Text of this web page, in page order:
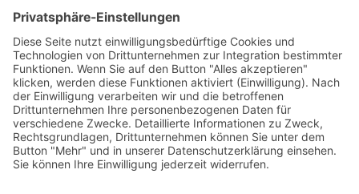
mail@green-mountain.de
Telefon / Whatsapp:
0176-70013173